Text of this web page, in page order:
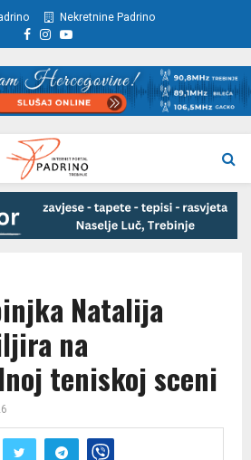
Nekretnine Padrino
Facebook
Instagram
Youtube
Natalija
na
teniskoj sceni